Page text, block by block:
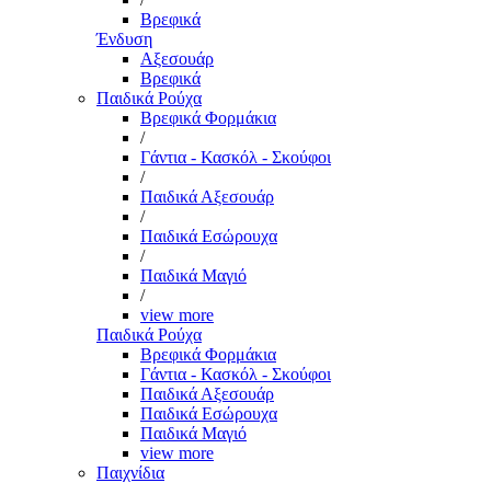
Βρεφικά
Ένδυση
Αξεσουάρ
Βρεφικά
Παιδικά Ρούχα
Βρεφικά Φορμάκια
/
Γάντια - Κασκόλ - Σκούφοι
/
Παιδικά Αξεσουάρ
/
Παιδικά Εσώρουχα
/
Παιδικά Μαγιό
/
view more
Παιδικά Ρούχα
Βρεφικά Φορμάκια
Γάντια - Κασκόλ - Σκούφοι
Παιδικά Αξεσουάρ
Παιδικά Εσώρουχα
Παιδικά Μαγιό
view more
Παιχνίδια